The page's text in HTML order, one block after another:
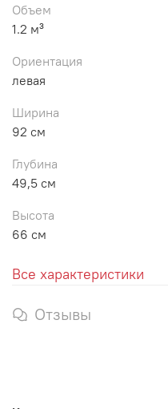
Объем
1.2 м³
Ориентация
левая
Ширина
92 см
Глубина
49,5 см
Высота
66 см
Все характеристики
Отзывы